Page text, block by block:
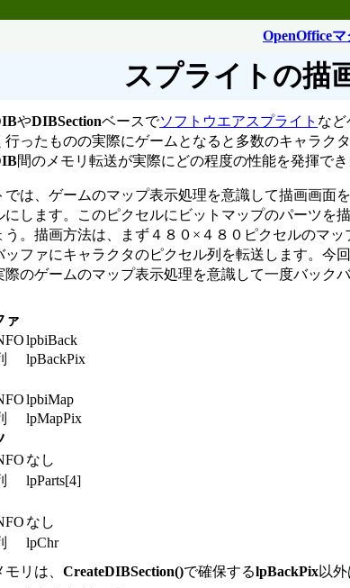
OpenOffice
スプライトの描
やDIBSectionベースでソフトウエアスプライト な
行ったものの実際にゲームとなると多数のキャラク
間のメモリ転送が実際にどの程度の性能を発揮で
では、ゲームのマップ表示処理を意識して描画画面
にします。このピクセルにビットマップのパーツ
う。描画方法は、まず４８０×４８０ピクセルのマッ
ッファにキャラクタのピクセル列を転送します。今
際のゲームのマップ表示処理を意識して一度バック
ァ
lpbiBack
lpBackPix
lpbiMap
lpMapPix
なし
lpParts[4]
なし
lpChr
リは、CreateDIBSection()で確保するlpBackPix以